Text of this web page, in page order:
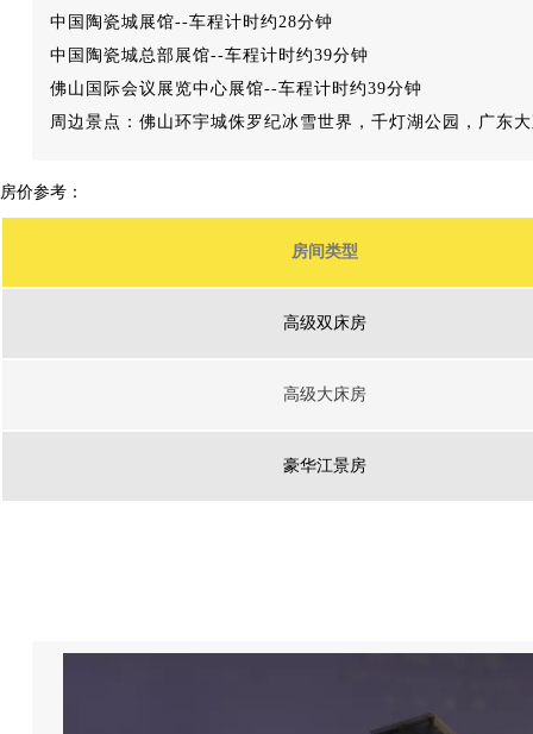
中国陶瓷城展馆--车程计时约28分钟
中国陶瓷城总部展馆--车程计时约39分钟
佛山国际会议展览中心展馆--车程计时约39分钟
周边景点：佛山环宇城侏罗纪冰雪世界，千灯湖公园，广东
房价参考：
房间类型
高级双床房
高级大床房
豪华江景房